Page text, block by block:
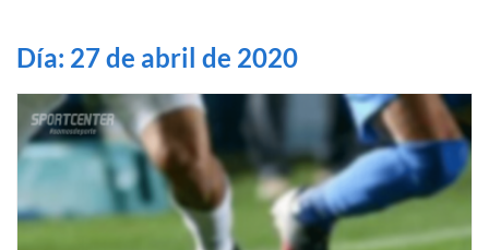
Día: 27 de abril de 2020